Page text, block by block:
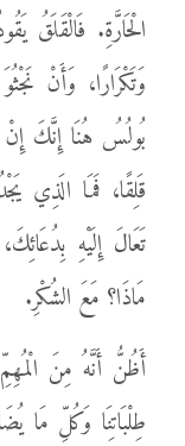
الْحَارَّةِ. فَالْقَلَقُ
وَتَكْرَارًا، وَأَنْ
بُولُسُ هُنَا إِنَّكَ
قَلِقًا، فَمَا الَذِي
تَعَالَ إِلَيْهِ
مَاذَا؟ مَعَ الشُكْرِ.
أَظُنُّ أَنَّهُ مِنَ
طِلْبَاتِنَا وَكُلِّ مَا